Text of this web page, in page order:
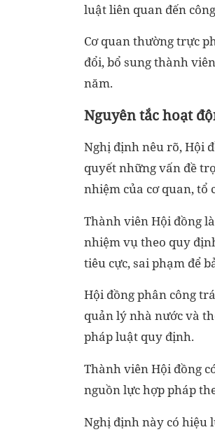
luật liên quan đến
Cơ quan thường trực
đổi, bổ sung thành
năm.
Nguyên tắc hoạt
Nghị định nêu rõ, Hội
quyết những vấn đề
nhiệm của cơ quan, tổ
Thành viên Hội đồng
nhiệm vụ theo quy
tiêu cực, sai phạm để
Hội đồng phân công
quản lý nhà nước và
pháp luật quy định.
Thành viên Hội đồng
nguồn lực hợp pháp
Nghị định này có hiệu